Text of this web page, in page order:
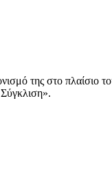
της στο πλαίσιο